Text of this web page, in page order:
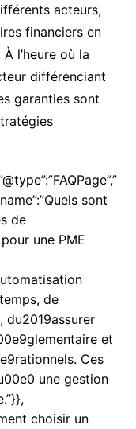
acteurs,
financiers en
l’heure où la
différenciant
garanties sont
sont
de
une PME
de
du2019assurer
et
Ces
une gestion
choisir un